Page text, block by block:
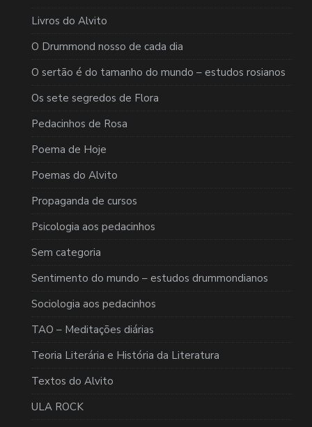
Livros do Alvito
O Drummond nosso de cada dia
O sertão é do tamanho do mundo – estudos rosianos
Os sete segredos de Flora
Pedacinhos de Rosa
Poema de Hoje
Poemas do Alvito
Propaganda de cursos
Psicologia aos pedacinhos
Sem categoria
Sentimento do mundo – estudos drummondianos
Sociologia aos pedacinhos
TAO – Meditações diárias
Teoria Literária e História da Literatura
Textos do Alvito
ULA ROCK